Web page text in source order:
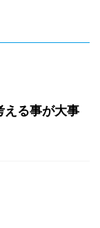
える事が大事